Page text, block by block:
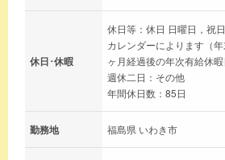
休日･休暇
休日等：休日 日曜日，祝
カレンダーによります（
ヶ月経過後の年次有給休
週休二日：その他
年間休日数：85日
勤務地 福島県 いわき市